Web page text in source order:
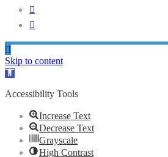
Skip to content
Open
Accessibility Tools
Increase Text
Decrease Text
Grayscale
High Contrast